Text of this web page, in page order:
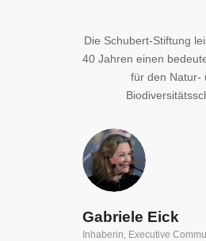
Die Schubert-Stiftung
40 Jahren einen
für den Natur-
Gabriele Eick
Inhaberin, Executive